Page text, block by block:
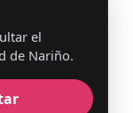
el
de Nariño.